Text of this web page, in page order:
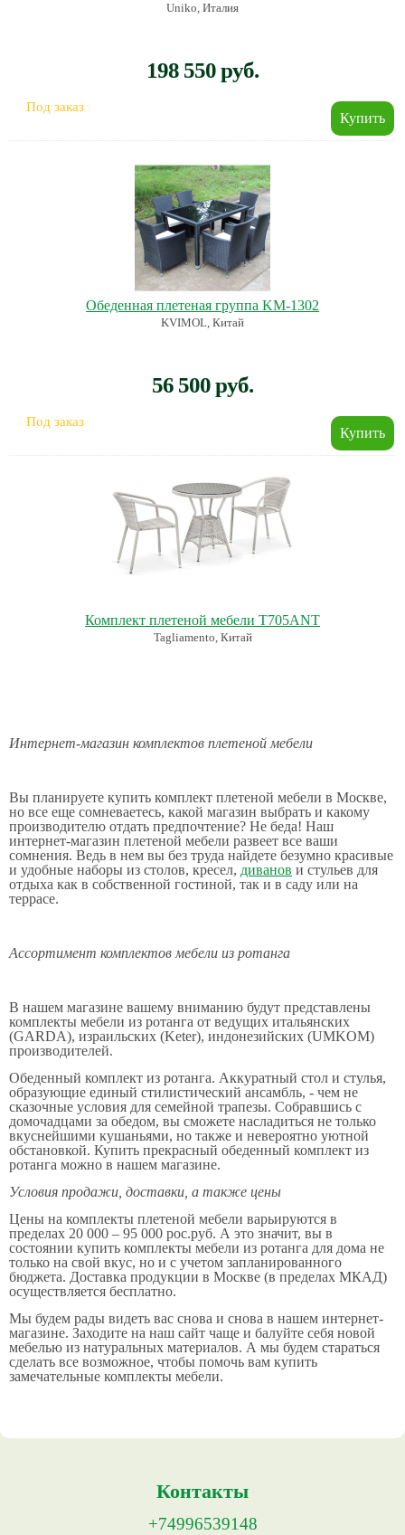
Uniko, Италия
198 550 руб.
Под заказ
Обеденная плетеная группа KM-1302
KVIMOL, Китай
56 500 руб.
Под заказ
Комплект плетеной мебели T705ANT
Tagliamento, Китай
Интернет-магазин комплектов плетеной мебели
Вы планируете купить комплект плетеной мебели в Москве,
но все еще сомневаетесь, какой магазин выбрать и какому
производителю отдать предпочтение? Не беда! Наш
интернет-магазин плетеной мебели развеет все ваши
сомнения. Ведь в нем вы без труда найдете безумно красивые
и удобные наборы из столов, кресел, диванов и стульев для
отдыха как в собственной гостиной, так и в саду или на
террасе.
Ассортимент комплектов мебели из ротанга
В нашем магазине вашему вниманию будут представлены
комплекты мебели из ротанга от ведущих итальянских
(GARDA), израильских (Keter), индонезийских (UMKOM)
производителей.
Обеденный комплект из ротанга. Аккуратный стол и стулья,
образующие единый стилистический ансамбль, - чем не
сказочные условия для семейной трапезы. Собравшись с
домочадцами за обедом, вы сможете насладиться не только
вкуснейшими кушаньями, но также и невероятно уютной
обстановкой. Купить прекрасный обеденный комплект из
ротанга можно в нашем магазине.
Условия продажи, доставки, а также цены
Цены на комплекты плетеной мебели варьируются в
пределах 20 000 – 95 000 рос.руб. А это значит, вы в
состоянии купить комплекты мебели из ротанга для дома не
только на свой вкус, но и с учетом запланированного
бюджета. Доставка продукции в Москве (в пределах МКАД)
осуществляется бесплатно.
Мы будем рады видеть вас снова и снова в нашем интернет-
магазине. Заходите на наш сайт чаще и балуйте себя новой
мебелью из натуральных материалов. А мы будем стараться
сделать все возможное, чтобы помочь вам купить
замечательные комплекты мебели.
Контакты
+74996539148